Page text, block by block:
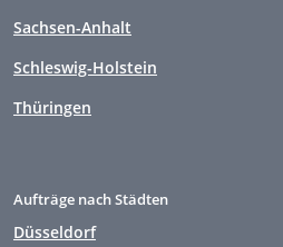
Sachsen-Anhalt
Schleswig-Holstein
Thüringen
Aufträge nach Städten
Düsseldorf